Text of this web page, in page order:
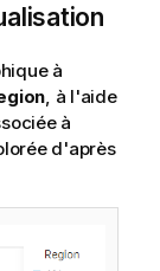
à
, à l'aide
à
d'après